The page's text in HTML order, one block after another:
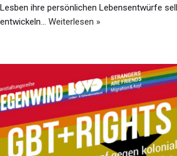
Lesben ihre persönlichen Lebensentwürfe
entwickeln… Weiterlesen »